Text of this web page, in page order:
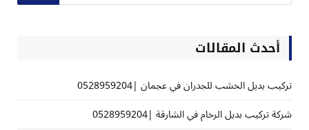
أحدث المقالات
تركيب بديل الخشب للجدران في عجمان |0528959204
شركة تركيب بديل الرخام في الشارقة |0528959204